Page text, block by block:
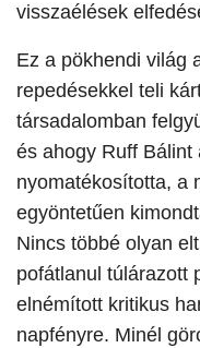
visszaélések
​Ez a pökhendi világ
repedésekkel teli
társadalomban
és ahogy Ruff Bálint
nyomatékosította, a
egyöntetűen
Nincs többé olyan
pofátlanul túlárazott
elnémított kritikus
napfényre. Minél